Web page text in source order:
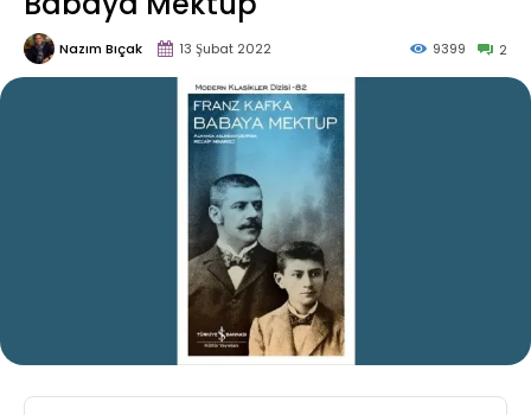
Nazım Bıçak 13 Şubat 2022 2
9399